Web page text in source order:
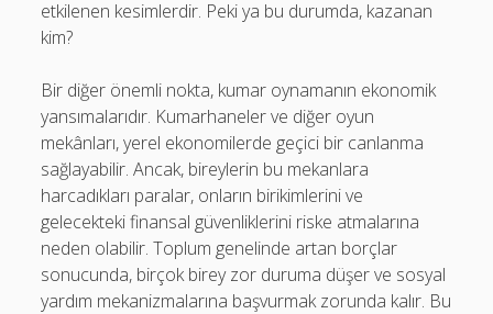
etkilenen kesimlerdir. Peki ya bu durumda, kazanan
kim?
Bir diğer önemli nokta, kumar oynamanın ekonomik
yansımalarıdır. Kumarhaneler ve diğer oyun
mekânları, yerel ekonomilerde geçici bir canlanma
sağlayabilir. Ancak, bireylerin bu mekanlara
harcadıkları paralar, onların birikimlerini ve
gelecekteki finansal güvenliklerini riske atmalarına
neden olabilir. Toplum genelinde artan borçlar
sonucunda, birçok birey zor duruma düşer ve sosyal
yardım mekanizmalarına başvurmak zorunda kalır. Bu